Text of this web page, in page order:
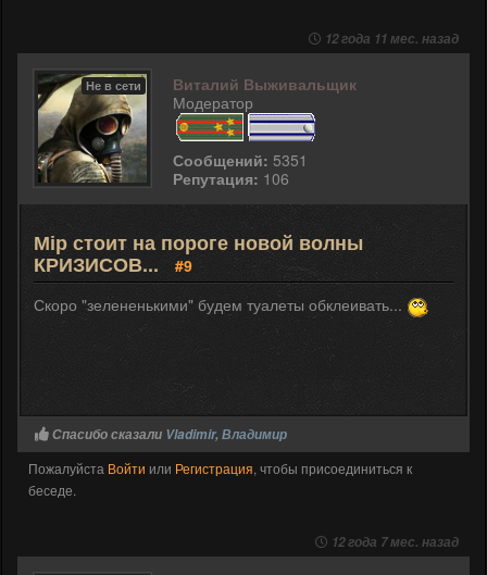
12 года 11 мес. назад
Не в сети
Виталий Выживальщик
Модератор
Сообщений: 5351
Репутация: 106
Мір стоит на пороге новой волны
КРИЗИСОВ...
#9
Скоро "зелененькими" будем туалеты обклеивать...
Спасибо сказали Vladimir, Владимир
Пожалуйста Войти или Регистрация, чтобы присоединиться к
беседе.
12 года 7 мес. назад